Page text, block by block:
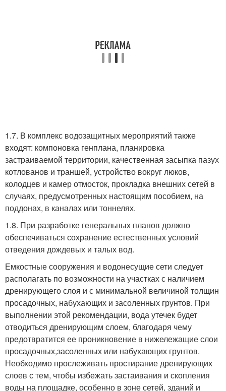
1.7. В комплекс водозащитных мероприятий также
входят: компоновка генплана, планировка
застраиваемой территории, качественная засыпка пазух
котлованов и траншей, устройство вокруг люков,
колодцев и камер отмосток, прокладка внешних сетей в
случаях, предусмотренных настоящим пособием, на
поддонах, в каналах или тоннелях.
1.8. При разработке генеральных планов должно
обеспечиваться сохранение естественных условий
отведения дождевых и талых вод.
Емкостные сооружения и водонесущие сети следует
располагать по возможности на участках с наличием
дренирующего слоя и с минимальной величиной толщин
просадочных, набухающих и засоленных грунтов. При
выполнении этой рекомендации, вода утечек будет
отводиться дренирующим слоем, благодаря чему
предотвратится ее проникновение в нижележащие слои
просадочных,засоленных или набухающих грунтов.
Необходимо прослеживать простирание дренирующих
слоев с тем, чтобы избежать застаивания и скопления
воды на площадке, особенно в зоне сетей, зданий и